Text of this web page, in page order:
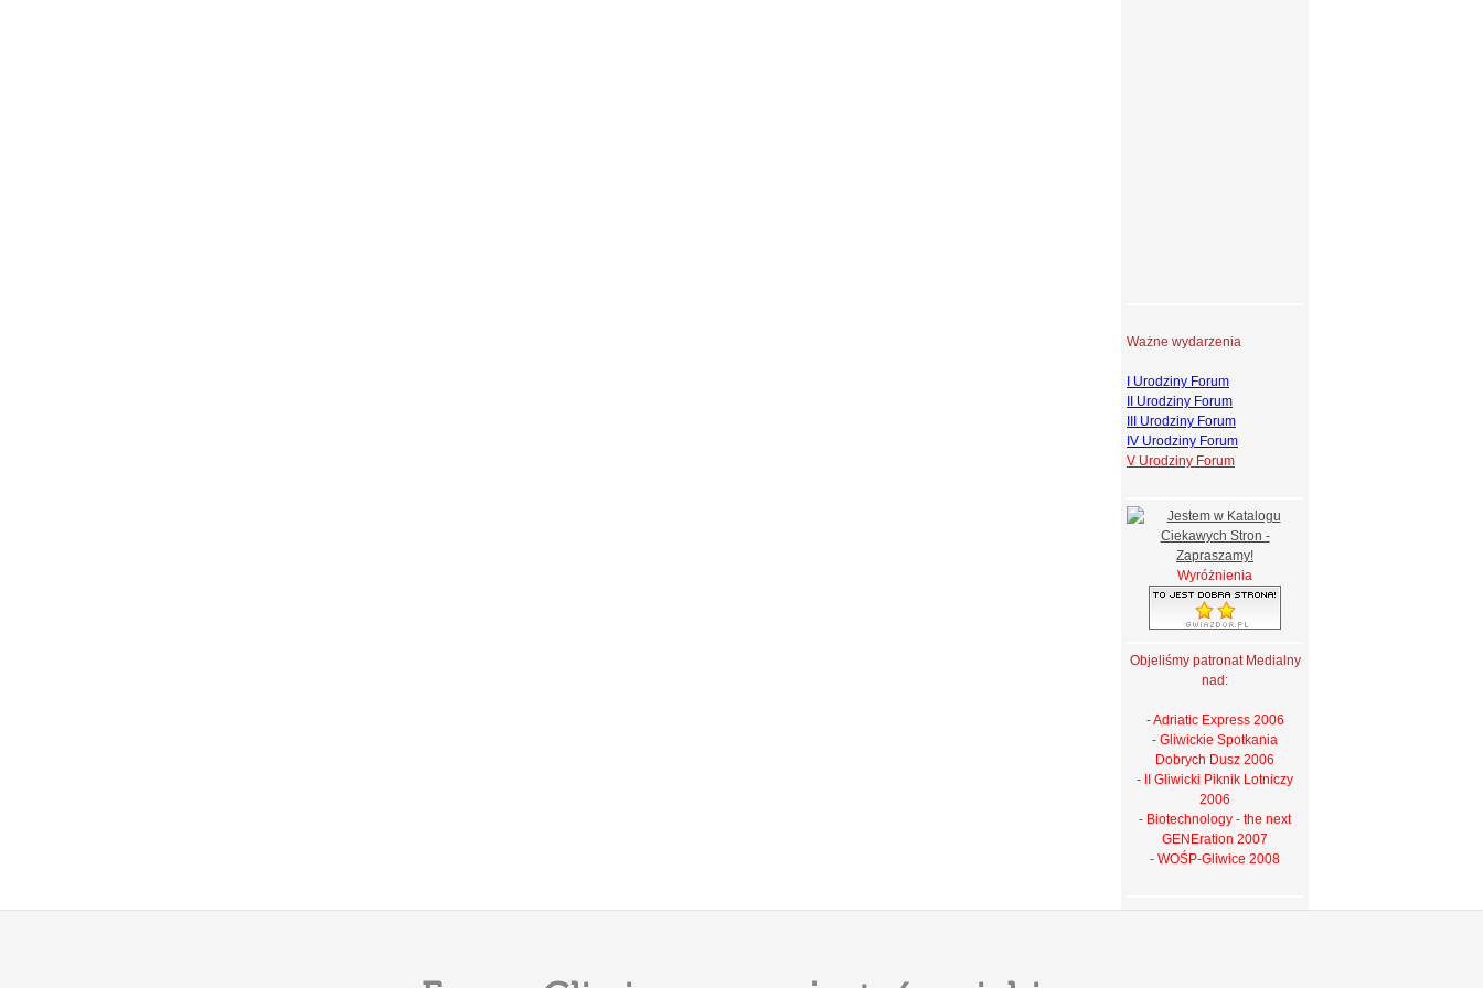
Ważne wydarzenia
I Urodziny Forum
II Urodziny Forum
III Urodziny Forum
IV Urodziny Forum
V Urodziny Forum
Wyróżnienia
Objeliśmy patronat Medialny
nad:
- Adriatic Express 2006
- Gliwickie Spotkania
Dobrych Dusz 2006
- II Gliwicki Piknik Lotniczy
2006
- Biotechnology - the next
GENEration 2007
- WOŚP-Gliwice 2008